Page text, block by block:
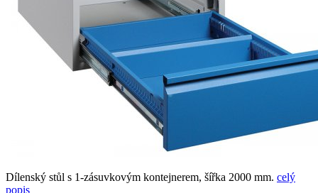
Dílenský stůl s 1-zásuvkovým kontejnerem, šířka 2000 mm. celý
popis